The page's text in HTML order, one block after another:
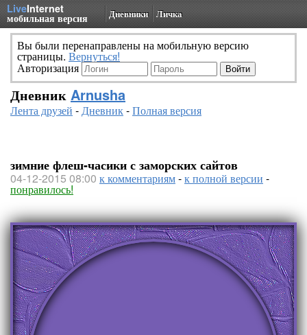
LiveInternet
мобильная версия Дневники Личка
Вы были перенаправлены на мобильную версию
страницы. Вернуться!
Авторизация
Дневник Arnusha
Лента друзей -Дневник-Полная версия
зимние флеш-часики с заморских сайтов
04-12-2015 08:00 к комментариям-к полной версии -
понравилось!